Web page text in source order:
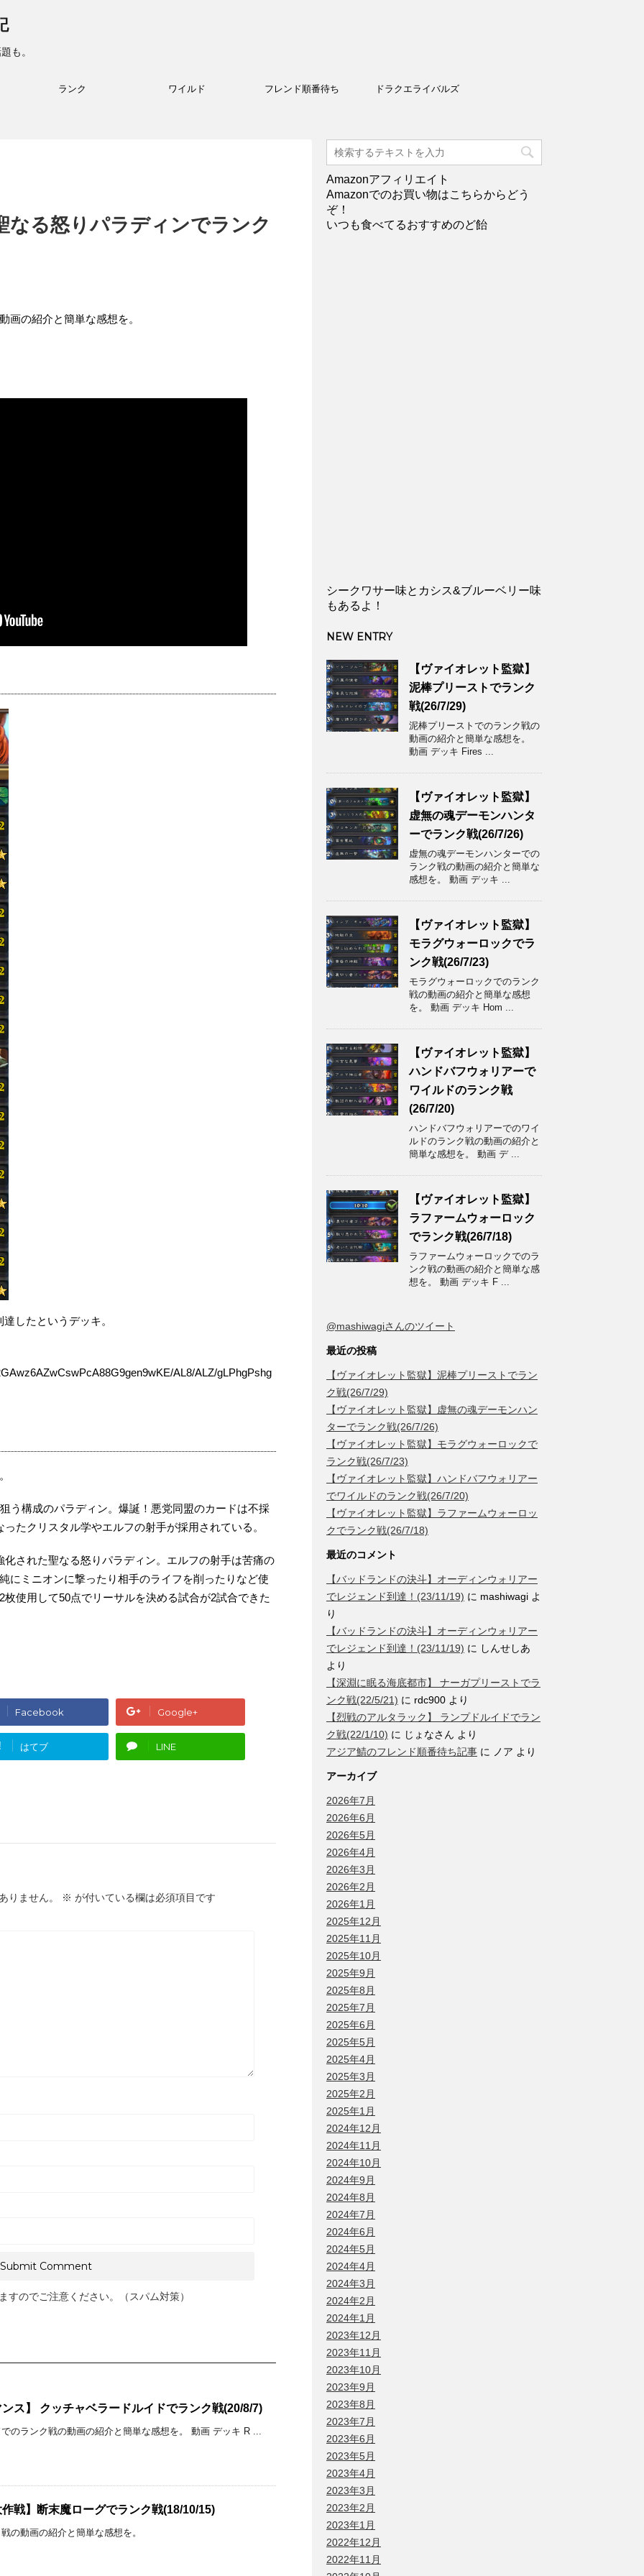
も。
ランク ワイルド フレンド順番待ち ドラクエライバルズ
なる怒りパラディンでランク
画の紹介と簡単な感想を。
したというデッキ。
AL8/ALZ/gLPhgPshg
う構成のパラディン。爆誕！悪党同盟のカードは不採
たクリスタル学やエルフの射手が採用されている。
された聖なる怒りパラディン。エルフの射手は苦痛の
にミニオンに撃ったり相手のライフを削ったりなど使
使用して50点でリーサルを決める試合が2試合できた
Facebook Google+
はてブ LINE
りません。 ※ が付いている欄は必須項目です
すのでご注意ください。（スパム対策）
ス】 クッチャベラードルイドでランク戦(20/8/7)
のランク戦の動画の紹介と簡単な感想を。 動画 デッキ R ...
戦】断末魔ローグでランク戦(18/10/15)
の動画の紹介と簡単な感想を。
Amazonアフィリエイト
Amazonでのお買い物はこちらからどう
ぞ！
いつも食べてるおすすめのど飴
シークワサー味とカシス&ブルーベリー味
もあるよ！
NEW ENTRY
【ヴァイオレット監獄】
泥棒プリーストでランク
戦(26/7/29)
泥棒プリーストでのランク戦の
動画の紹介と簡単な感想を。
動画 デッキ Fires ...
【ヴァイオレット監獄】
虚無の魂デーモンハンタ
ーでランク戦(26/7/26)
虚無の魂デーモンハンターでの
ランク戦の動画の紹介と簡単な
感想を。 動画 デッキ ...
【ヴァイオレット監獄】
モラグウォーロックでラ
ンク戦(26/7/23)
モラグウォーロックでのランク
戦の動画の紹介と簡単な感想
を。 動画 デッキ Hom ...
【ヴァイオレット監獄】
ハンドバフウォリアーで
ワイルドのランク戦
(26/7/20)
ハンドバフウォリアーでのワイ
ルドのランク戦の動画の紹介と
簡単な感想を。 動画 デ ...
【ヴァイオレット監獄】
ラファームウォーロック
でランク戦(26/7/18)
ラファームウォーロックでのラ
ンク戦の動画の紹介と簡単な感
想を。 動画 デッキ F ...
@mashiwagiさんのツイート
最近の投稿
【ヴァイオレット監獄】泥棒プリーストでラン
ク戦(26/7/29)
【ヴァイオレット監獄】虚無の魂デーモンハン
ターでランク戦(26/7/26)
【ヴァイオレット監獄】モラグウォーロックで
ランク戦(26/7/23)
【ヴァイオレット監獄】ハンドバフウォリアー
でワイルドのランク戦(26/7/20)
【ヴァイオレット監獄】ラファームウォーロッ
クでランク戦(26/7/18)
最近のコメント
【バッドランドの決斗】オーディンウォリアー
でレジェンド到達！(23/11/19) に mashiwagi よ
り
【バッドランドの決斗】オーディンウォリアー
でレジェンド到達！(23/11/19) に しんせしあ
より
【深淵に眠る海底都市】 ナーガプリーストでラ
ンク戦(22/5/21) に rdc900 より
【烈戦のアルタラック】 ランプドルイドでラン
ク戦(22/1/10) に じょなさん より
アジア鯖のフレンド順番待ち記事 に ノア より
アーカイブ
2026年7月
2026年6月
2026年5月
2026年4月
2026年3月
2026年2月
2026年1月
2025年12月
2025年11月
2025年10月
2025年9月
2025年8月
2025年7月
2025年6月
2025年5月
2025年4月
2025年3月
2025年2月
2025年1月
2024年12月
2024年11月
2024年10月
2024年9月
2024年8月
2024年7月
2024年6月
2024年5月
2024年4月
2024年3月
2024年2月
2024年1月
2023年12月
2023年11月
2023年10月
2023年9月
2023年8月
2023年7月
2023年6月
2023年5月
2023年4月
2023年3月
2023年2月
2023年1月
2022年12月
2022年11月